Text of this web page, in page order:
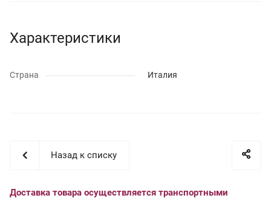
Характеристики
Страна Италия
Назад к списку
Доставка товара осуществляется транспортными